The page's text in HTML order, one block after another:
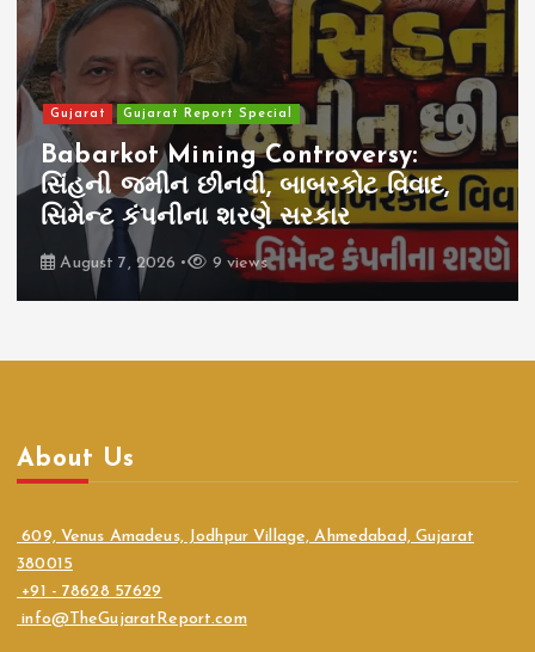
Gujarat Gujarat Report Special
Babarkot Mining Controversy:
સિંહની જમીન છીનવી, બાબરકોટ વિવાદ,
સિમેન્ટ કંપનીના શરણે સરકાર
August 7, 2026 9 views
About Us
609, Venus Amadeus, Jodhpur Village, Ahmedabad, Gujarat
380015
+91 - 78628 57629
info@TheGujaratReport.com